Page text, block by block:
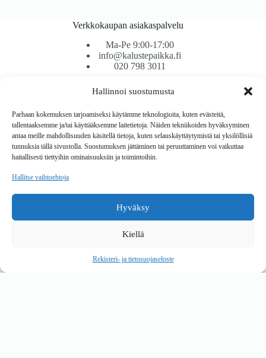
Hallinnoi suostumusta
Parhaan kokemuksen tarjoamiseksi käytämme teknologioita, kuten evästeitä,
tallentaaksemme ja/tai käyttääksemme laitetietoja. Näiden tekniikoiden hyväksyminen
antaa meille mahdollisuuden käsitellä tietoja, kuten selauskäyttäytymistä tai yksilöllisiä
tunnuksia tällä sivustolla. Suostumuksen jättäminen tai peruuttaminen voi vaikuttaa
haitallisesti tiettyihin ominaisuuksiin ja toimintoihin.
Hallitse vaihtoehtoja
Hyväksy
Kiellä
Rekisteri- ja tietosuojaseloste
Verkkokaupan asiakaspalvelu
Ma-Pe 9:00-17:00
info@kalustepaikka.fi
020 798 3011
Tavarantoimitus / Maksutavat
Toimitustavat
Maksutavat
Vaihto ja palautus
Reklamaatiot
Copyright © 2026 Kalustepaikka